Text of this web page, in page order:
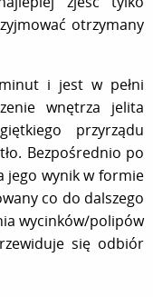
otrzymany
i jest w pełni
wnętrza jelita
przyrządu
Bezpośrednio po
jego wynik w formie
co do dalszego
wycinków/polipów
się odbiór